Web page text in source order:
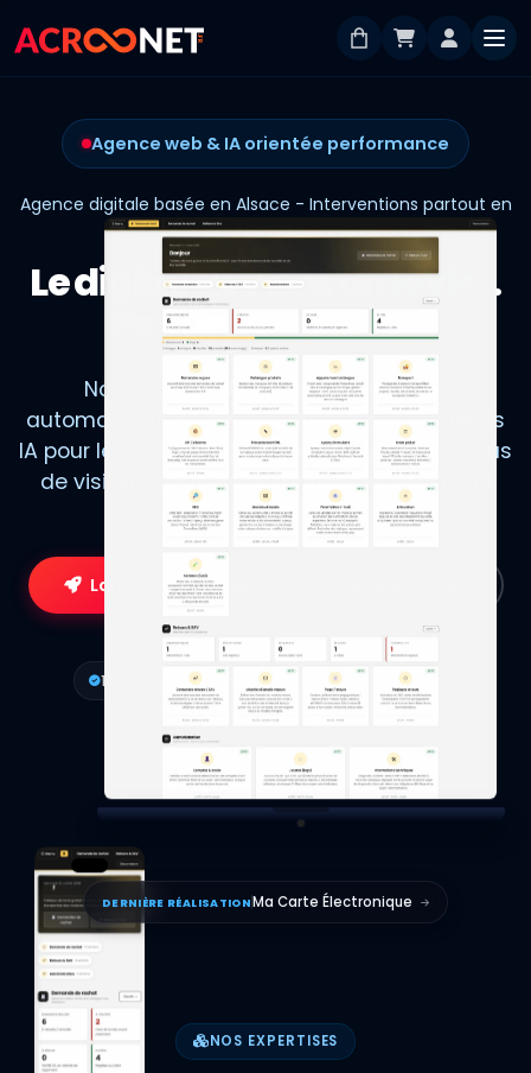
Agence web & IA orientée performance
Agence digitale basée en Alsace - Interventions partout en
France
Le digital devient unlevier .
Pas unedépense.
Nous créons des sites rapides, des
automatisations intelligentes et des solutions
IA pour les entreprises d'Alsace qui veulent plus
de visibilité, plus de demandes et moins de
perte de temps.
Lancer mon projet
10+ ans d'expérience
100% Made in France
5/5 Avis Google
DERNIÈRE RÉALISATIONMa Carte Électronique
NOS EXPERTISES